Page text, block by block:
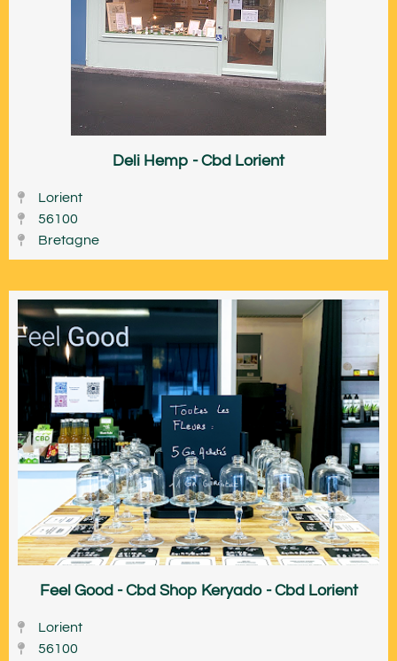
Deli Hemp - Cbd Lorient
Lorient
56100
Bretagne
Feel Good - Cbd Shop Keryado - Cbd Lorient
Lorient
56100